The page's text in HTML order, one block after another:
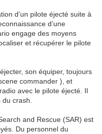
d’un pilote éjecté suite à
d’une
engage des moyens
et récupérer le pilote
son équiper, toujours
commander ), et
avec le pilote éjecté. Il
crash.
and Rescue (SAR) est
Du personnel du